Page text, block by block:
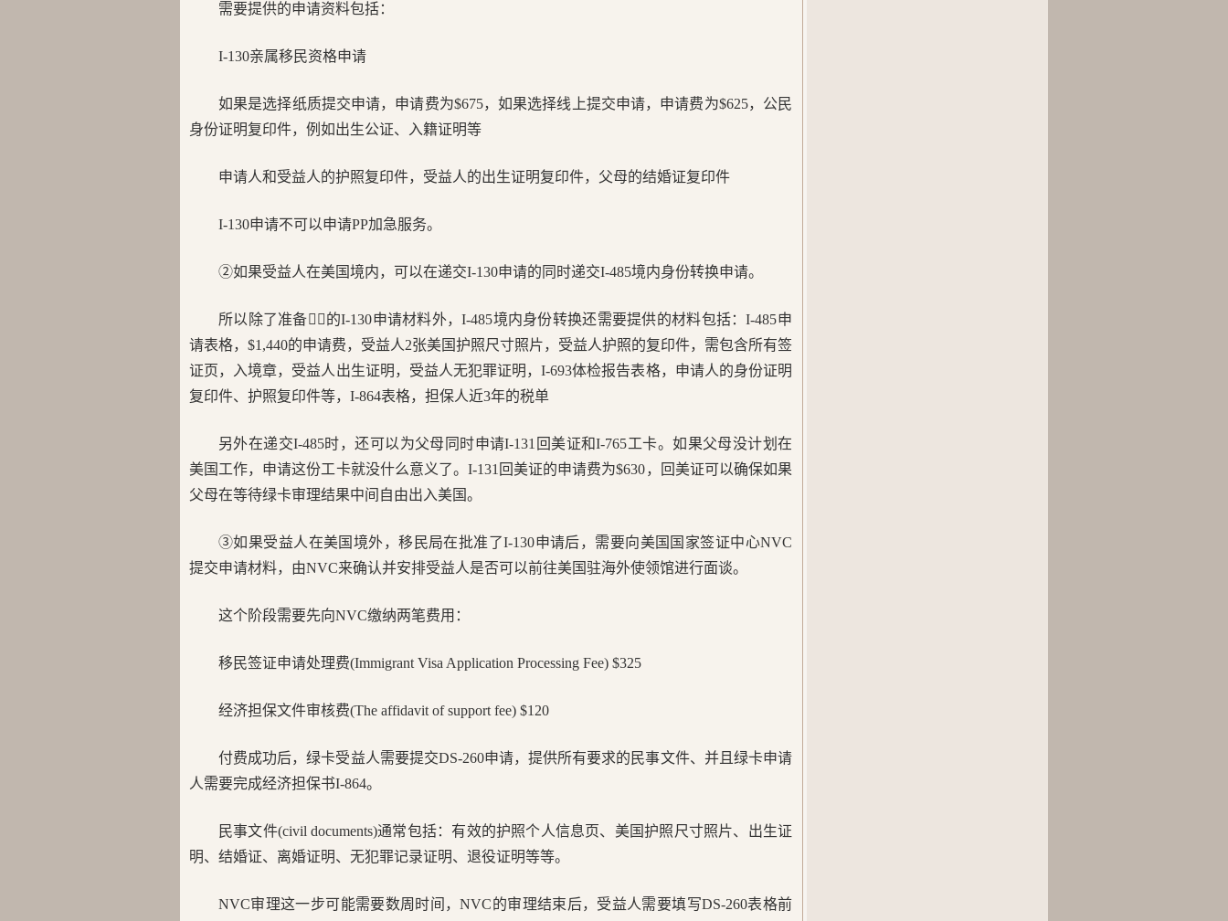
需要提供的申请资料包括：
I-130亲属移民资格申请
如果是选择纸质提交申请，申请费为$675，如果选择线上提交申请，申请费为$625，公民
身份证明复印件，例如出生公证、入籍证明等
申请人和受益人的护照复印件，受益人的出生证明复印件，父母的结婚证复印件
I-130申请不可以申请PP加急服务。
②如果受益人在美国境内，可以在递交I-130申请的同时递交I-485境内身份转换申请。
所以除了准备👆🏻的I-130申请材料外，I-485境内身份转换还需要提供的材料包括：I-485申
请表格，$1,440的申请费，受益人2张美国护照尺寸照片，受益人护照的复印件，需包含所有签
证页，入境章，受益人出生证明，受益人无犯罪证明，I-693体检报告表格，申请人的身份证明
复印件、护照复印件等，I-864表格，担保人近3年的税单
另外在递交I-485时，还可以为父母同时申请I-131回美证和I-765工卡。如果父母没计划在
美国工作，申请这份工卡就没什么意义了。I-131回美证的申请费为$630，回美证可以确保如果
父母在等待绿卡审理结果中间自由出入美国。
③如果受益人在美国境外，移民局在批准了I-130申请后，需要向美国国家签证中心NVC
提交申请材料，由NVC来确认并安排受益人是否可以前往美国驻海外使领馆进行面谈。
这个阶段需要先向NVC缴纳两笔费用：
移民签证申请处理费(Immigrant Visa Application Processing Fee) $325
经济担保文件审核费(The affidavit of support fee) $120
付费成功后，绿卡受益人需要提交DS-260申请，提供所有要求的民事文件、并且绿卡申请
人需要完成经济担保书I-864。
民事文件(civil documents)通常包括：有效的护照个人信息页、美国护照尺寸照片、出生证
明、结婚证、离婚证明、无犯罪记录证明、退役证明等等。
NVC审理这一步可能需要数周时间，NVC的审理结束后，受益人需要填写DS-260表格前